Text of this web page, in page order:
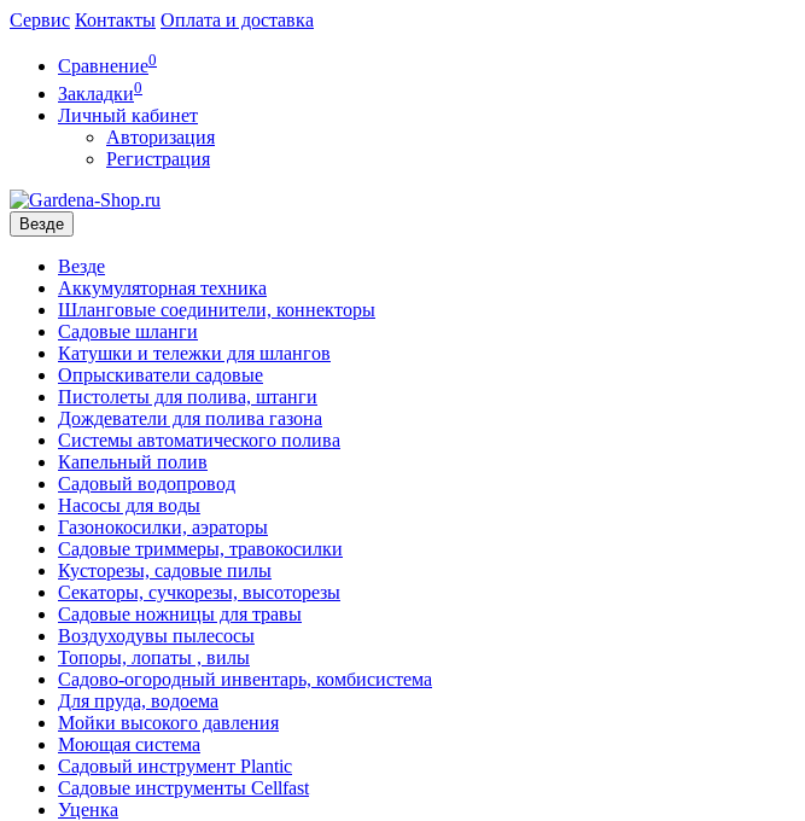
Сервис Контакты Оплата и доставка
Сравнение0
Закладки0
Личный кабинет
Авторизация
Регистрация
Везде
Везде
Аккумуляторная техника
Шланговые соединители, коннекторы
Садовые шланги
Катушки и тележки для шлангов
Опрыскиватели садовые
Пистолеты для полива, штанги
Дождеватели для полива газона
Системы автоматического полива
Капельный полив
Садовый водопровод
Насосы для воды
Газонокосилки, аэраторы
Садовые триммеры, травокосилки
Кусторезы, садовые пилы
Секаторы, сучкорезы, высоторезы
Садовые ножницы для травы
Воздуходувы пылесосы
Топоры, лопаты , вилы
Садово-огородный инвентарь, комбисистема
Для пруда, водоема
Мойки высокого давления
Моющая система
Садовый инструмент Plantic
Садовые инструменты Cellfast
Уценка